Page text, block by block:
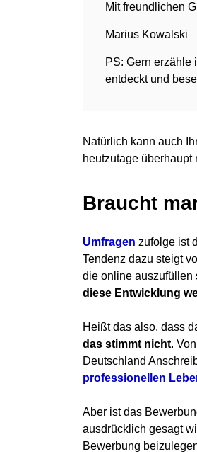
Mit freundlichen
Marius Kowalski
PS: Gern erzähle
entdeckt und
Natürlich kann auch
heutzutage überhaupt
Braucht
Umfragen zufolge ist
Tendenz dazu steigt
die online auszufüllen
diese Entwicklung
Heißt das also, dass
das stimmt nicht.
Deutschland
professionellen
Aber ist das
ausdrücklich gesagt
Bewerbung